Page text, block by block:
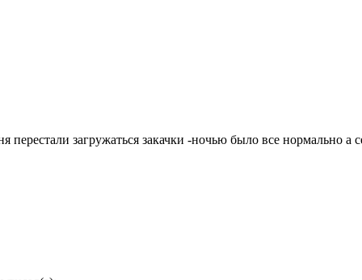
перестали загружаться закачки -ночью было все нормально а